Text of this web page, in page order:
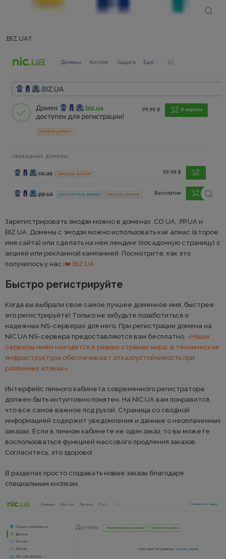
.BIZ.UA?
Зарегистрировать эмодзи можно в доменах .CO.UA, .PP.UA и
BIZ.UA. Домены с эмодзи можно использовать как алиас (второе
имя сайта) или сделать на нем лендинг (посадочную страницу) с
акцией или рекламной кампанией. Посмотрите, как это
получилось у нас i❤️.BIZ.UA
Быстро регистрируйте
Когда вы выбрали свое самое лучшее доменное имя, быстрее
его регистрируйте! Только не забудьте позаботиться о
надежных NS-серверах для него. При регистрации домена на
NIC.UA NS-сервера предоставляются вам бесплатно. «Наши
серверы имён находятся в разных странах мира, а техническая
инфраструктура обеспечивает отказоустойчивость при
различных атаках».
Интерфейс личного кабинета современного регистратора
должен быть интуитивно понятен. На NIC.UA вам понравится,
что все самое важное под рукой. Страница со сводной
информацией содержит уведомления и данные о неоплаченных
заказах. Если в личном кабинете не один заказ, то вы можете
воспользоваться функцией массового продления заказов.
Согласитесь, это здорово!
В разделах просто создавать новые заказы благодаря
специальным кнопкам.